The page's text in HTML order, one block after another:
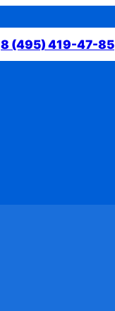
8 (495) 419-47-85